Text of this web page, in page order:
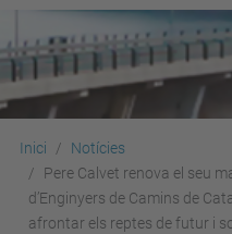
Inici
Notícies
Pere Calvet renova el seu
d’Enginyers de Camins de
afrontar els reptes de futur i